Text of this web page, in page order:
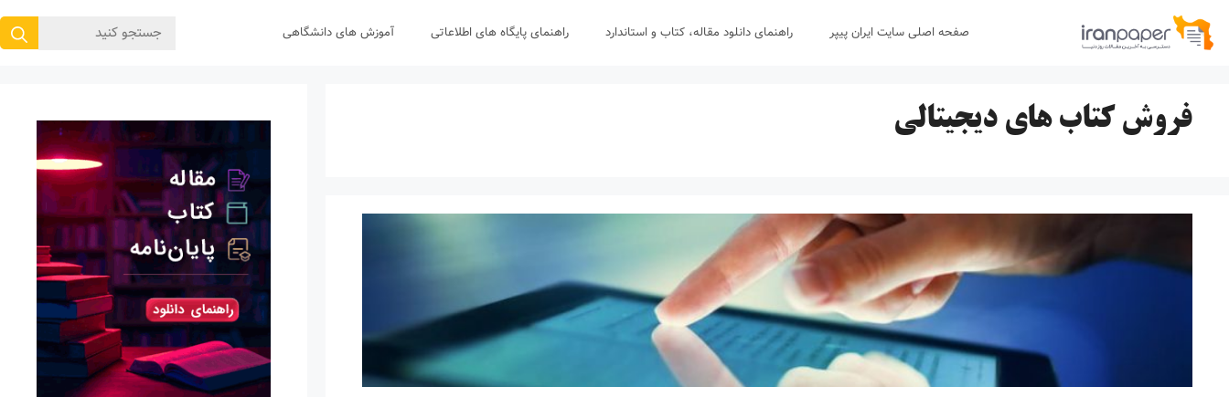
پرش
صفحه اصلی سایت ایران پیپر راهنمای دانلود مقاله، کتاب و استاندارد راهنمای پایگاه های اطلاعاتی آموزش های دانشگاهی
جستجوی
فروش کتاب های دیجیتالی